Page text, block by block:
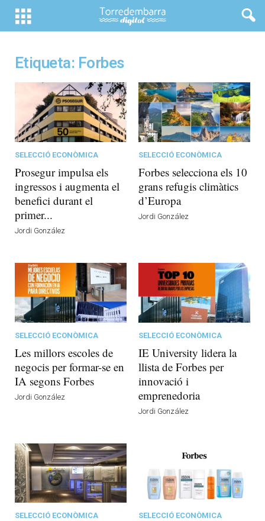
Etiqueta: Forbes
SELECCIÓ ECONÒMICA
Prosegur impulsa els
ingressos i augmenta el
benefici durant el
primer...
Jordi González
SELECCIÓ ECONÒMICA
Forbes selecciona els 10
grans refugis climàtics
d’Europa
Jordi González
SELECCIÓ ECONÒMICA
Les millors escoles de
negocis per formar-se en
IA segons Forbes
Jordi González
SELECCIÓ ECONÒMICA
IE University lidera la
llista de Forbes per
innovació i
emprenedoria
Jordi González
SELECCIÓ ECONÒMICA SELECCIÓ ECONÒMICA